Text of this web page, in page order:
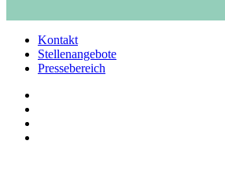
Kontakt
Stellenangebote
Pressebereich